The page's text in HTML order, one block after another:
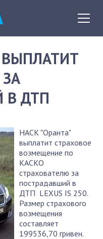
ВЫПЛАТИТ
В ДТП
НАСК "Оранта"
выплатит страховое
возмещение по
КАСКО
страхователю за
пострадавший в
ДТП LEXUS IS 250.
Размер страхового
возмещения
составляет
199536,70 гривен.